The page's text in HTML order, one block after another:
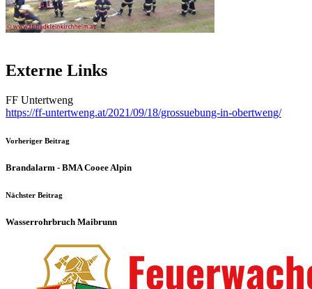
Externe Links
FF Untertweng
https://ff-untertweng.at/2021/09/18/grossuebung-in-obertweng/
Vorheriger Beitrag
Brandalarm - BMA Cooee Alpin
Nächster Beitrag
Wasserrohrbruch Maibrunn